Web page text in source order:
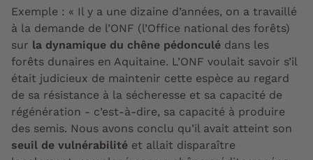
Exemple : « Il y a une dizaine d’années, on a travaillé
à la demande de l’ONF (l’Office national des forêts)
sur la dynamique du chêne pédonculé dans les
forêts dunaires en Aquitaine. L’ONF voulait savoir s’il
était judicieux de maintenir cette espèce au regard
de sa résistance à la sécheresse et sa capacité de
régénération - c’est-à-dire, sa capacité à produire
des semis. Nous avons conclu qu’il avait atteint son
seuil de vulnérabilité et allait disparaître